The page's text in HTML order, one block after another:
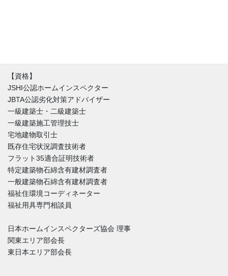
【資格】
JSHI公認ホームインスペクター
JBTA公認劣化対策アドバイザー
一級建築士・二級建築士
一級建築施工管理技士
宅地建物取引士
既存住宅状況調査技術者
フラット35適合証明技術者
特定建築物石綿含有建材調査者
一般建築物石綿含有建材調査者
福祉住環境コーディネーター
福祉用具専門相談員
日本ホームインスペクターズ協会 理事
関東エリア部会長
東日本エリア部会長